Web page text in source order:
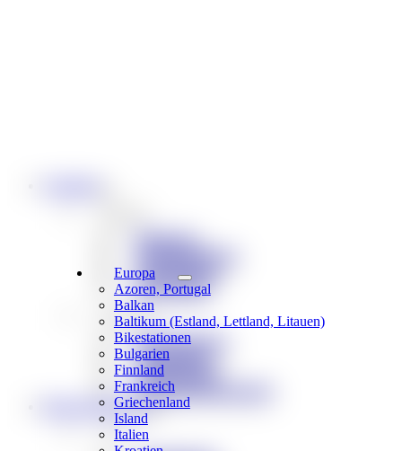
Bikereisen
Gravel-Reisen
Bike & Boot
Reisetyp
Individualreisen
Spezialreisen
E-Bike Reisen
Weekend & Kurztouren
Rund ums Reisen
Infos
Europa
Azoren, Portugal
Balkan
Baltikum (Estland, Lettland, Litauen)
Bikestationen
Bulgarien
Finnland
Frankreich
Griechenland
Island
Italien